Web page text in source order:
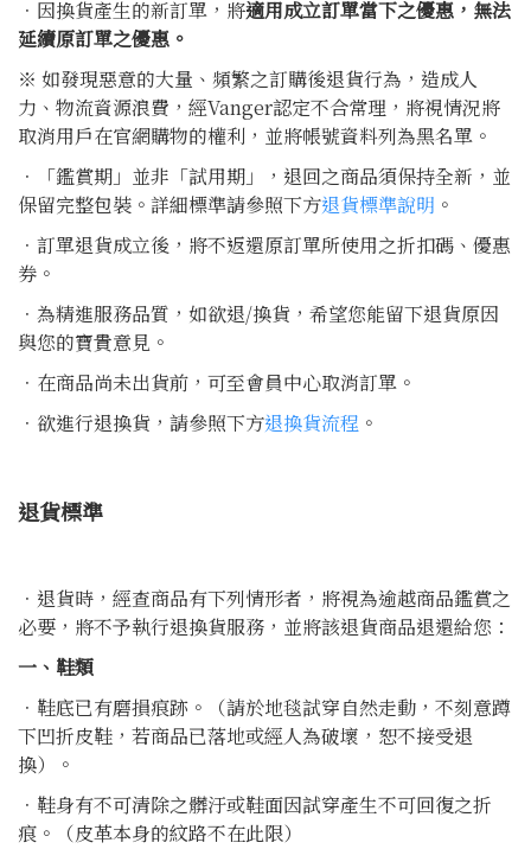
．因換貨產生的新訂單，將適用成立訂單當下之優惠，無法
延續原訂單之優惠。
※ 如發現惡意的大量、頻繁之訂購後退貨行為，造成人
力、物流資源浪費，經Vanger認定不合常理，將視情況將
取消用戶在官網購物的權利，並將帳號資料列為黑名單。
．「鑑賞期」並非「試用期」，退回之商品須保持全新，並
保留完整包裝。詳細標準請參照下方退貨標準說明 。
．訂單退貨成立後，將不返還原訂單所使用之折扣碼、優惠
券。
．為精進服務品質，如欲退/換貨，希望您能留下退貨原因
與您的寶貴意見。
．在商品尚未出貨前，可至會員中心取消訂單。
．欲進行退換貨，請參照下方退換貨流程 。
退貨標準
．退貨時，經查商品有下列情形者，將視為逾越商品鑑賞之
必要，將不予執行退換貨服務，並將該退貨商品退還給您：
一、鞋類
．鞋底已有磨損痕跡。（請於地毯試穿自然走動，不刻意蹲
下凹折皮鞋，若商品已落地或經人為破壞，恕不接受退
換）。
．鞋身有不可清除之髒汙或鞋面因試穿產生不可回復之折
痕。（皮革本身的紋路不在此限）